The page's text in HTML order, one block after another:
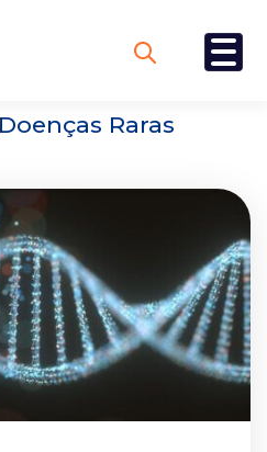
Doenças Raras